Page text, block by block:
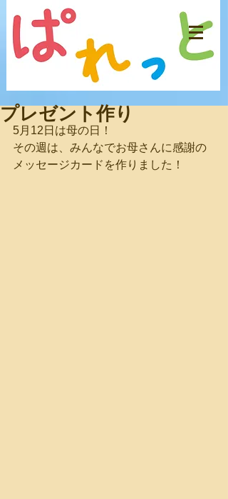
プレゼント作り
5月12日は母の日！
その週は、みんなでお母さんに感謝の
メッセージカードを作りました！